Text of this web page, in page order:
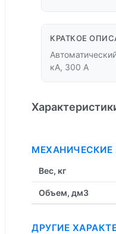
КРАТКОЕ
кА, 300 А
МЕХАНИЧЕСКИЕ
Вес, кг
Объем, дм3
ДРУГИЕ